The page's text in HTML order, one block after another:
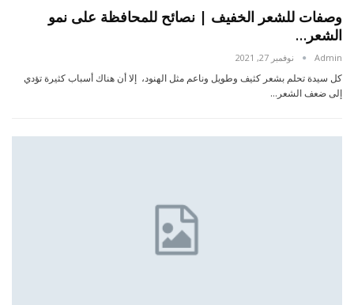
وصفات للشعر الخفيف | نصائح للمحافظة على نمو
الشعر…
Admin نوفمبر 27, 2021
كل سيدة تحلم بشعر كثيف وطويل وناعم مثل الهنود، إلا أن هناك أسباب كثيرة تؤدي
إلى ضعف الشعر…